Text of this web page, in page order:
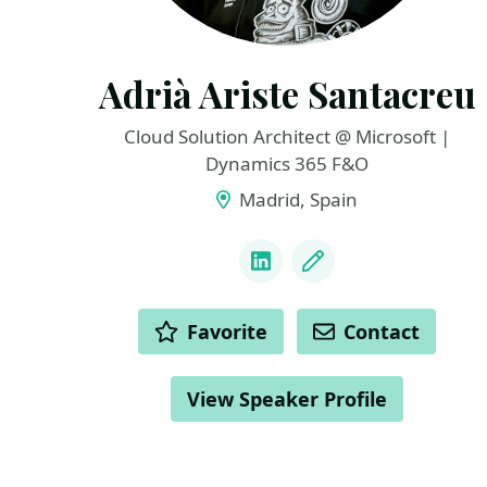
Adrià Ariste Santacreu
Cloud Solution Architect @ Microsoft |
Dynamics 365 F&O
Madrid, Spain
LinkedIn
Blog
ACTIONS Favorite Contact
View Speaker Profile